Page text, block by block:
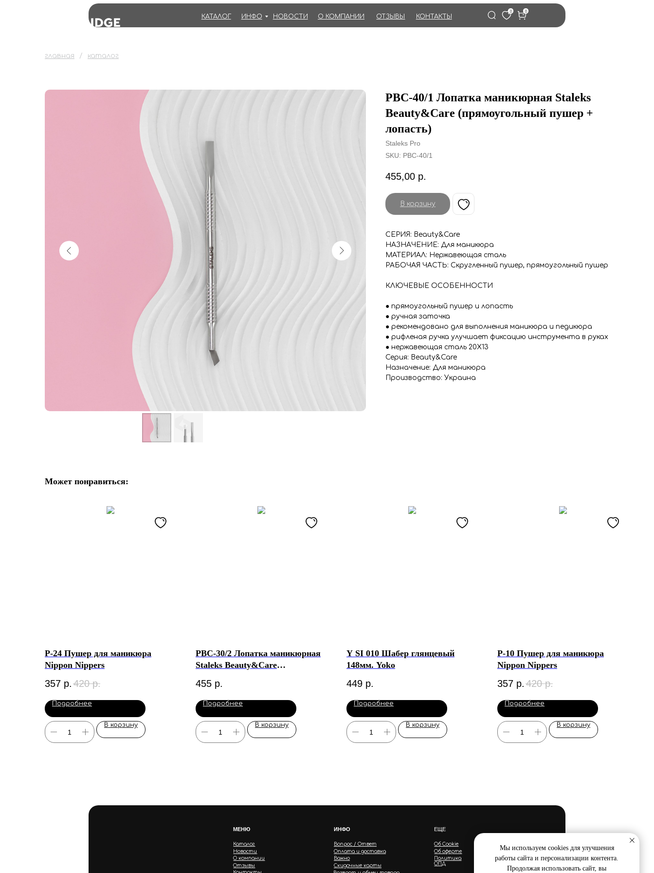
0 0
КАТАЛОГ ИНФО НОВОСТИ О КОМПАНИИ ОТЗЫВЫ КОНТАКТЫ
главная каталог
PBC-40/1 Лопатка маникюрная Staleks
Beauty&Care (прямоугольный пушер +
лопасть)
Staleks Pro
SKU: PBC-40/1
455,00 р.
В корзину
СЕРИЯ: Beauty&Care
НАЗНАЧЕНИЕ: Для маникюра
МАТЕРИАЛ: Нержавеющая сталь
РАБОЧАЯ ЧАСТЬ: Скругленный пушер, прямоугольный пушер
КЛЮЧЕВЫЕ ОСОБЕННОСТИ
● прямоугольный пушер и лопасть
● ручная заточка
● рекомендовано для выполнения маникюра и педикюра
● рифленая ручка улучшает фиксацию инструмента в руках
● нержавеющая сталь 20Х13
Серия: Beauty&Care
Назначение: Для маникюра
Производство: Украина
Может понравиться:
P-24 Пушер для маникюра
Nippon Nippers
357 р. 420 р.
Подробнее
В корзину
PBC-30/2 Лопатка маникюрная
Staleks Beauty&Care
прямоугольный пушер)
455 р.
Подробнее
В корзину
Y SI 010 Шабер глянцевый
148мм. Yoko
449 р.
Подробнее
В корзину
P-10 Пушер для маникюра
Nippon Nippers
357 р. 420 р.
Подробнее
В корзину
МЕНЮ
Каталог Вопрос / Ответ
Об Cookie
Новости
Оплата и доставка
Об оферте
О компании
Важно
Политика
ОПД
Отзывы
Скидочные карты
ИНФО ЕЩЕ
Мы используем cookies для улучшения
работы сайта и персонализации контента.
Продолжая использовать сайт, вы